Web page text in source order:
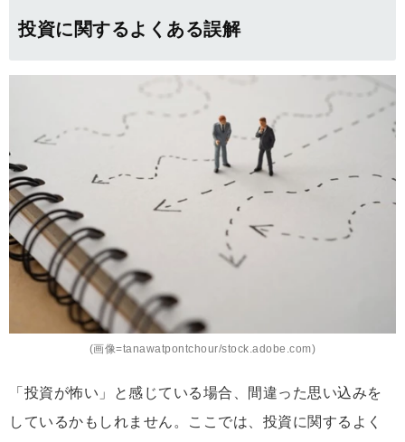
投資に関するよくある誤解
(画像=tanawatpontchour/stock.adobe.com)
「投資が怖い」と感じている場合、間違った思い込みを
しているかもしれません。ここでは、投資に関するよく